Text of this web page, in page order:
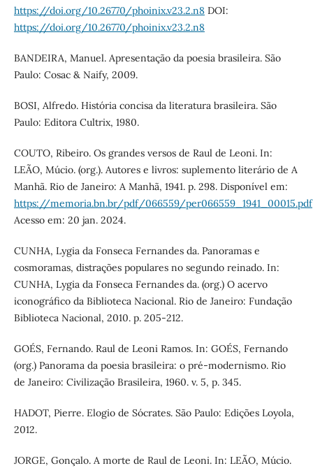
https://doi.org/10.26770/phoinix.v23.2.n8DOI:
https://doi.org/10.26770/phoinix.v23.2.n8
BANDEIRA, Manuel. Apresentação da poesia brasileira. São
Paulo: Cosac & Naify, 2009.
BOSI, Alfredo. História concisa da literatura brasileira. São
Paulo: Editora Cultrix, 1980.
COUTO, Ribeiro. Os grandes versos de Raul de Leoni. In:
LEÃO, Múcio. (org.). Autores e livros: suplemento literário de A
Manhã. Rio de Janeiro: A Manhã, 1941. p. 298. Disponível em:
https://memoria.bn.br/pdf/066559/per066559_1941_00015.pdf
Acesso em: 20 jan. 2024.
CUNHA, Lygia da Fonseca Fernandes da. Panoramas e
cosmoramas, distrações populares no segundo reinado. In:
CUNHA, Lygia da Fonseca Fernandes da. (org.) O acervo
iconográfico da Biblioteca Nacional. Rio de Janeiro: Fundação
Biblioteca Nacional, 2010. p. 205-212.
GOÉS, Fernando. Raul de Leoni Ramos. In: GOÉS, Fernando
(org.) Panorama da poesia brasileira: o pré-modernismo. Rio
de Janeiro: Civilização Brasileira, 1960. v. 5, p. 345.
HADOT, Pierre. Elogio de Sócrates. São Paulo: Edições Loyola,
2012.
JORGE, Gonçalo. A morte de Raul de Leoni. In: LEÃO, Múcio.